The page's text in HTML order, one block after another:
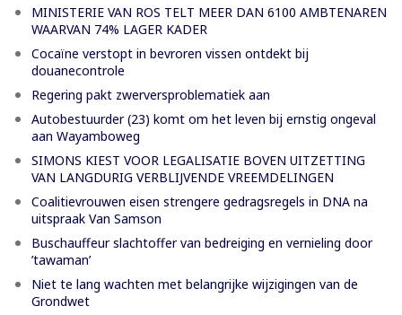
MINISTERIE VAN ROS TELT MEER DAN 6100 AMBTENAREN
WAARVAN 74% LAGER KADER
Cocaïne verstopt in bevroren vissen ontdekt bij
douanecontrole
Regering pakt zwerversproblematiek aan
Autobestuurder (23) komt om het leven bij ernstig ongeval
aan Wayamboweg
SIMONS KIEST VOOR LEGALISATIE BOVEN UITZETTING
VAN LANGDURIG VERBLIJVENDE VREEMDELINGEN
Coalitievrouwen eisen strengere gedragsregels in DNA na
uitspraak Van Samson
Buschauffeur slachtoffer van bedreiging en vernieling door
’tawaman’
Niet te lang wachten met belangrijke wijzigingen van de
Grondwet